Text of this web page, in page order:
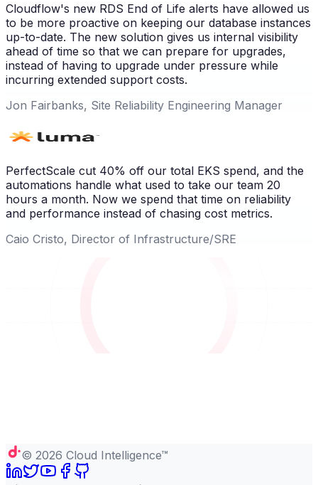
Cloudflow's new RDS End of Life alerts have allowed us
to be more proactive on keeping our database instances
up-to-date. The new solution gives us internal visibility
ahead of time so that we can prepare for upgrades,
instead of having to upgrade under pressure while
incurring extended support costs.
Jon Fairbanks, Site Reliability Engineering Manager
PerfectScale cut 40% off our total EKS spend, and the
automations handle what used to take our team 20
hours a month. Now we spend that time on reliability
and performance instead of chasing cost metrics.
Caio Cristo, Director of Infrastructure/SRE
© 2026 Cloud Intelligence™